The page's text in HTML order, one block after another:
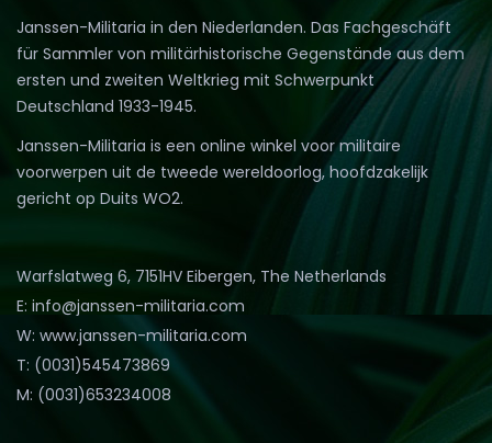
Janssen-Militaria in den Niederlanden. Das Fachgeschäft
für Sammler von militärhistorische Gegenstände aus dem
ersten und zweiten Weltkrieg mit Schwerpunkt
Deutschland 1933-1945.
Janssen-Militaria is een online winkel voor militaire
voorwerpen uit de tweede wereldoorlog, hoofdzakelijk
gericht op Duits WO2.
Warfslatweg 6, 7151HV Eibergen, The Netherlands
E: info@janssen-militaria.com
W: www.janssen-militaria.com
T: (0031)545473869
M: (0031)653234008